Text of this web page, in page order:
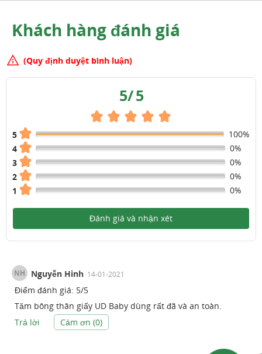
Khách hàng đánh giá
(Quy định duyệt bình luận)
5/5
5
100%
4
0%
3
0%
2
0%
1
0%
Đánh giá và nhận xét
NH Nguyễn Hinh 14-01-2021
Điểm đánh giá: 5/5
Tăm bông thân giấy UD Baby dùng rất đã và an toàn.
Trả lời
Cảm ơn (0)